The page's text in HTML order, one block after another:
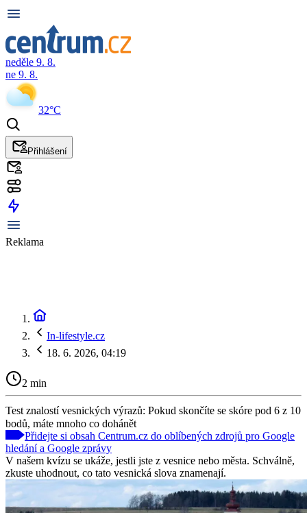
neděle 9. 8.
ne 9. 8.
32°C
Přihlášení
Reklama
In-lifestyle.cz
18. 6. 2026, 04:19
2 min
Test znalostí vesnických výrazů: Pokud skončíte se skóre pod 6 z 10
bodů, máte mnoho co dohánět
Přidejte si obsah Centrum.cz do oblíbených zdrojů pro Google
hledání a Google zprávy
V našem kvízu se ukáže, jestli jste z vesnice nebo města. Schválně,
zkuste uhodnout, co tato vesnická slova znamenají.